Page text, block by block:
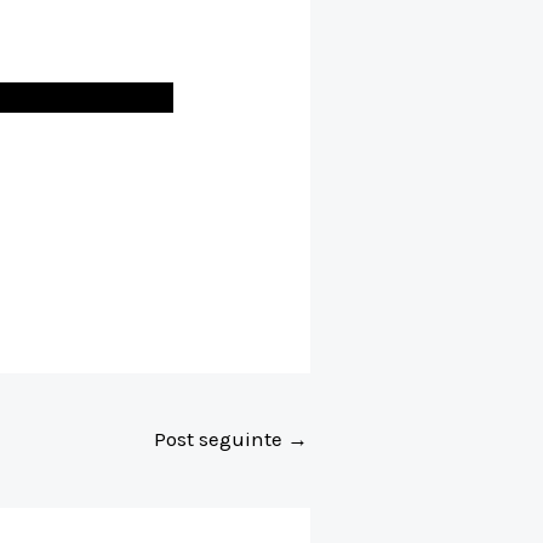
Post seguinte →